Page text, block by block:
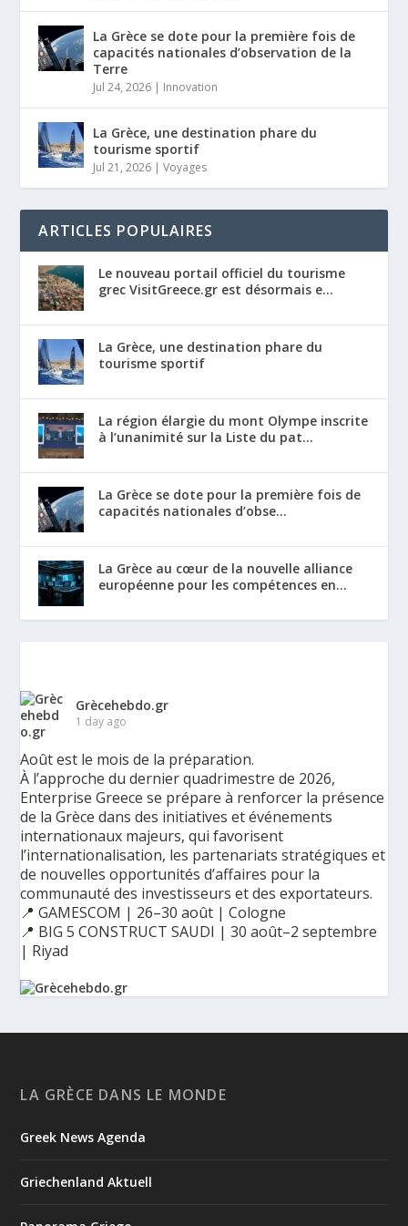
La Grèce se dote pour la première fois de
capacités nationales d’observation de la
Terre
Jul 24, 2026 | Innovation
La Grèce, une destination phare du
tourisme sportif
Jul 21, 2026 |Voyages
ARTICLES POPULAIRES
Le nouveau portail officiel du tourisme
grec VisitGreece.gr est désormais e...
La Grèce, une destination phare du
tourisme sportif
La région élargie du mont Olympe inscrite
à l’unanimité sur la Liste du pat...
La Grèce se dote pour la première fois de
capacités nationales d’obse...
La Grèce au cœur de la nouvelle alliance
européenne pour les compétences en...
Grècehebdo.gr
1 day ago
Août est le mois de la préparation.
À l’approche du dernier quadrimestre de 2026,
Enterprise Greece se prépare à renforcer la présence
de la Grèce dans des initiatives et événements
internationaux majeurs, qui favorisent
l’internationalisation, les partenariats stratégiques et
de nouvelles opportunités d’affaires pour la
communauté des investisseurs et des exportateurs.
📍 GAMESCOM | 26–30 août | Cologne
📍 BIG 5 CONSTRUCT SAUDI | 30 août–2 septembre
| Riyad
Ελλάδας σε διεθνείς δράσεις, που ενισχύουν την
εξωστρέφεια, τις συνεργασίες και τις νέες επιχειρηματικές
GAMESCOM | 26–30 Αυγούστου| Κολωνία
Ριάντ
LA GRÈCE DANS LE MONDE
Greek News Agenda
Griechenland Aktuell